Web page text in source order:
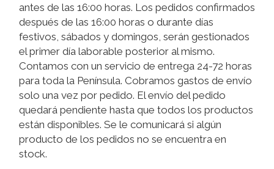
antes de las 16:00 horas. Los pedidos confirmados
después de las 16:00 horas o durante días
festivos, sábados y domingos, serán gestionados
el primer día laborable posterior al mismo.
Contamos con un servicio de entrega 24-72 horas
para toda la Península. Cobramos gastos de envío
solo una vez por pedido. El envío del pedido
quedará pendiente hasta que todos los productos
están disponibles. Se le comunicará si algún
producto de los pedidos no se encuentra en
stock.